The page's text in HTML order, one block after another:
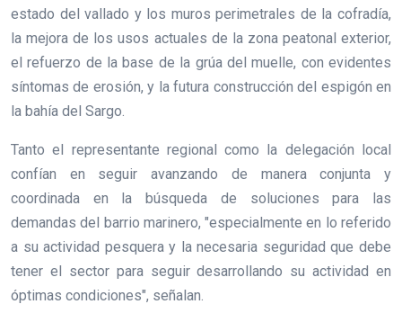
estado del vallado y los muros perimetrales de la cofradía,
la mejora de los usos actuales de la zona peatonal exterior,
el refuerzo de la base de la grúa del muelle, con evidentes
síntomas de erosión, y la futura construcción del espigón en
la bahía del Sargo.
Tanto el representante regional como la delegación local
confían en seguir avanzando de manera conjunta y
coordinada en la búsqueda de soluciones para las
demandas del barrio marinero, "especialmente en lo referido
a su actividad pesquera y la necesaria seguridad que debe
tener el sector para seguir desarrollando su actividad en
óptimas condiciones", señalan.